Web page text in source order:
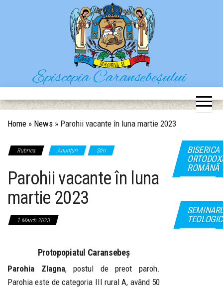
Episcopia Caransebeșului
Situl oficial al Episcopiei Caransebeșului
Home » News » Parohii vacante în luna martie 2023
Rubrica Anunțuri Știri
Parohii vacante în luna
martie 2023
1 March 2023
Protopopiatul Caransebeș
Parohia Zlagna, postul de preot paroh.
Parohia este de categoria III rural A, având 50
BISERICA
ROMÂNĂ
TEOLOGIC